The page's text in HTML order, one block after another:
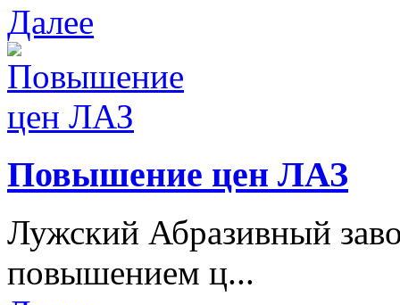
Далее
Повышение цен ЛАЗ
Лужский Абразивный
повышением ц...